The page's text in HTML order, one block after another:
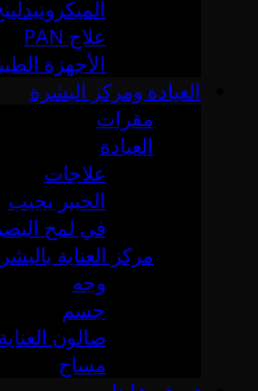
علاج PAN
الأجهزة
العيادة ومركز البشرة
مقرات
العيادة
علاجات
الخبير يجيب
في لمح البصر
مركز العناية
وجه
جسم
صالون العناية
مساج